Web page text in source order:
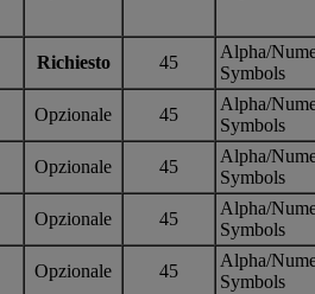
Richiesto 45
Alpha/
Symbols
Opzionale 45
Alpha/
Symbols
Opzionale 45
Alpha/
Symbols
Opzionale 45
Alpha/
Symbols
Opzionale 45
Alpha/
Symbols